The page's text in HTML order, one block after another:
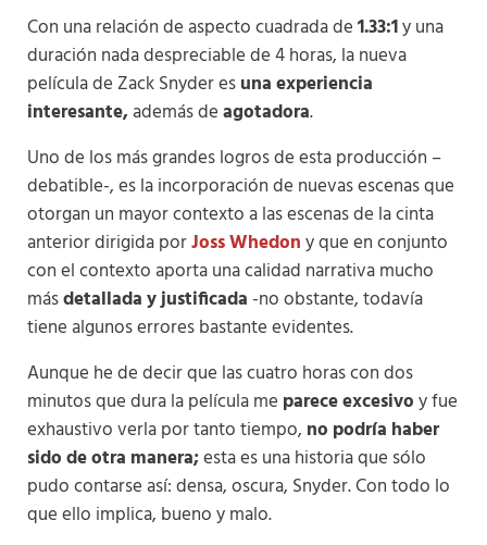
Con una relación de aspecto cuadrada de1.33:1y una
duración nada despreciable de 4 horas, la nueva
película de Zack Snyder esuna experiencia
interesante,además deagotadora.
Uno de los más grandes logros de esta producción –
debatible-, es la incorporación de nuevas escenas que
otorgan un mayor contexto a las escenas de la cinta
anterior dirigida porJoss Whedony que en conjunto
con el contexto aporta una calidad narrativa mucho
másdetallada y justificada -no obstante, todavía
tiene algunos errores bastante evidentes.
Aunque he de decir que las cuatro horas con dos
minutos que dura la película me parece excesivoy fue
exhaustivo verla por tanto tiempo, no podría haber
sido de otra manera;esta es una historia que sólo
pudo contarse así: densa, oscura, Snyder. Con todo lo
que ello implica, bueno y malo.